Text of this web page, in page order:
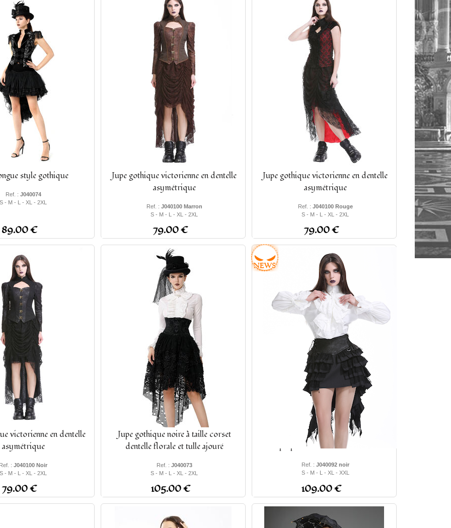
style gothique
Ref. : J040074
S - M - L - XL - 2XL
89.00 €
Jupe gothique victorienne en dentelle
asymétrique
Ref. : J040100 Marron
S - M - L - XL - 2XL
79.00 €
Jupe gothique victorienne en dentelle
asymétrique
Ref. : J040100 Rouge
S - M - L - XL - 2XL
79.00 €
victorienne en dentelle
asymétrique
: J040100 Noir
S - M - L - XL - 2XL
79.00 €
Jupe gothique noire à taille corset
dentelle florale et tulle ajouré
Ref. : J040073
S - M - L - XL - 2XL
105.00 €
Jupe steampunk gothique à volants
superposés et ceinture effet cuir
Ref. : J040092 noir
S - M - L - XL - XXL
109.00 €